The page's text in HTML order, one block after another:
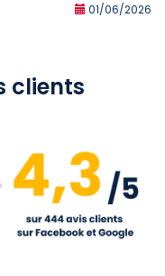
01/06/2026
clients